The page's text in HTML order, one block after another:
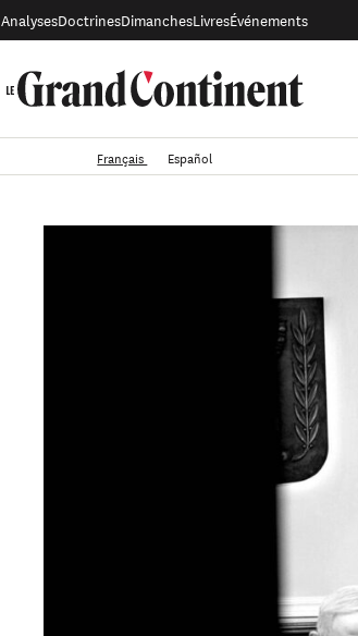
AnalysesDoctrinesDimanchesLivresÉvénements
Français Español